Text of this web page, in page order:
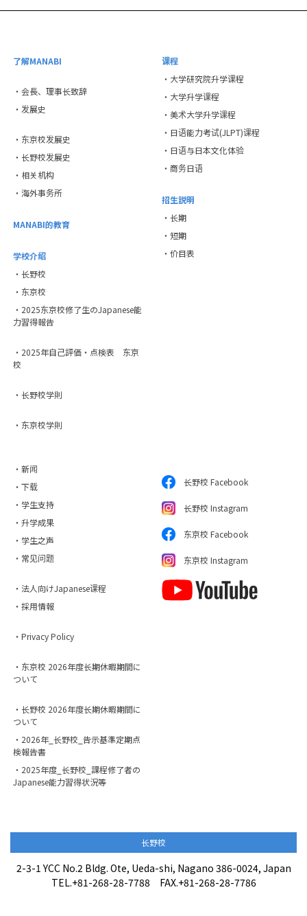
了解MANABI
・会長、理事长致辞
・发展史
・东京校发展史
・长野校发展史
・相关机构
・海外事务所
MANABI的教育
学校介绍
・长野校
・东京校
・2025东京校修了生のJapanese能
力習得報告
・2025年自己評価・点検表 东京
校
・长野校学則
・东京校学則
课程
・大学研究院升学课程
・大学升学课程
・美术大学升学课程
・日语能力考试(JLPT)课程
・日语与日本文化体验
・商务日语
招生説明
・长期
・短期
・价目表
・新闻
・下载
・学生支持
・升学成果
・学生之声
・常见问题
・法人向けJapanese课程
・採用情報
・Privacy Policy
・东京校 2026年度长期休暇期間に
ついて
・长野校 2026年度长期休暇期間に
ついて
・2026年_长野校_告示基準定期点
検報告書
・2025年度_长野校_課程修了者の
Japanese能力習得状況等
长野校 Facebook
长野校 Instagram
东京校 Facebook
东京校 Instagram
长野校
2-3-1 YCC No.2 Bldg. Ote, Ueda-shi, Nagano 386-0024, Japan
TEL.+81-268-28-7788 FAX.+81-268-28-7786